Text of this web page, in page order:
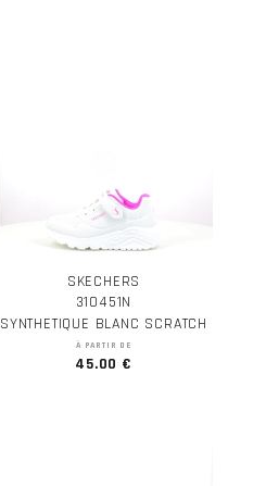
SKECHERS
310451N
SYNTHETIQUE BLANC SCRATCH
À PARTIR DE
45.00 €